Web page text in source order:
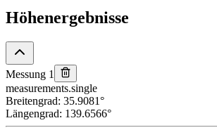
Höhenergebnisse
Messung 1
measurements.single
Breitengrad: 35.9081°
Längengrad: 139.6566°